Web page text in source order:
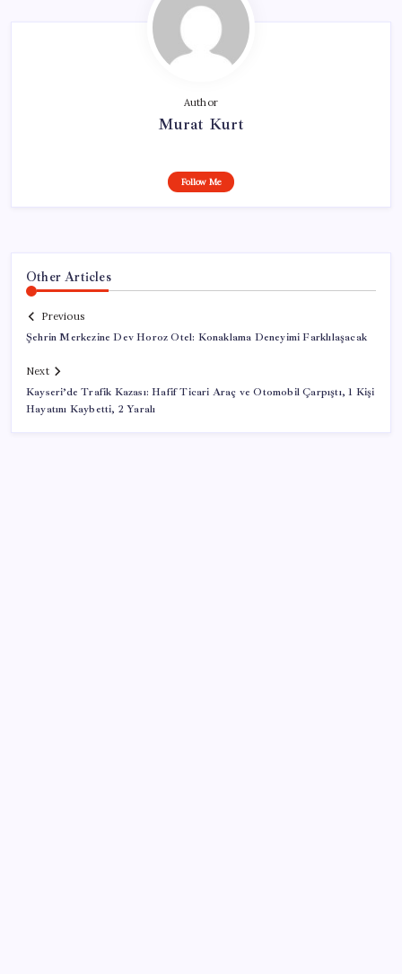
Author
Murat Kurt
Follow Me
Other Articles
Previous
Şehrin Merkezine Dev Horoz Otel: Konaklama Deneyimi Farklılaşacak
Next
Kayseri’de Trafik Kazası: Hafif Ticari Araç ve Otomobil Çarpıştı, 1 Kişi
Hayatını Kaybetti, 2 Yaralı